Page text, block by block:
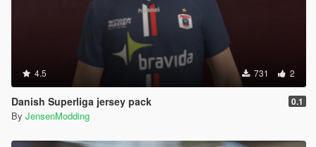
4.5 731 2
Danish Superliga jersey pack 0.1
By JensenModding